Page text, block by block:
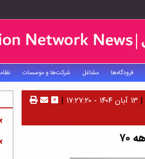
فرودگاه‌ها مشاغل شرکت‌ها و موسسات
| ۱۳ آبان ۱۴۰۴ - ۱۷:۲۷:۲۰ |